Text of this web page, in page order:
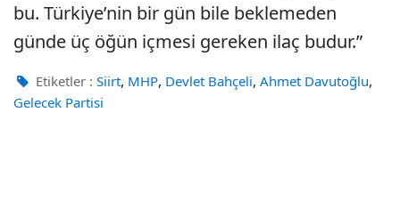
bu. Türkiye’nin bir gün bile beklemeden
günde üç öğün içmesi gereken ilaç budur.”
Etiketler : Siirt, MHP, Devlet Bahçeli, Ahmet Davutoğlu,
Gelecek Partisi